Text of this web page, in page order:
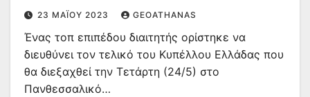
23 ΜΑΪ́ΟΥ 2023 GEOATHANAS
Ένας τοπ επιπέδου διαιτητής ορίστηκε να
διευθύνει τον τελικό του Κυπέλλου Ελλάδας που
θα διεξαχθεί την Τετάρτη (24/5) στο
Πανθεσσαλικό…